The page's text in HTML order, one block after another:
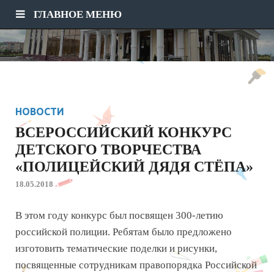
ГЛАВНОЕ МЕНЮ
НОВОСТИ
ВСЕРОССИЙСКИЙ КОНКУРС
ДЕТСКОГО ТВОРЧЕСТВА
«ПОЛИЦЕЙСКИЙ ДЯДЯ СТЁПА»
18.05.2018
В этом году конкурс был посвящен 300-летию
российской полиции. Ребятам было предложено
изготовить тематические поделки и рисунки,
посвященные сотрудникам правопорядка Российской